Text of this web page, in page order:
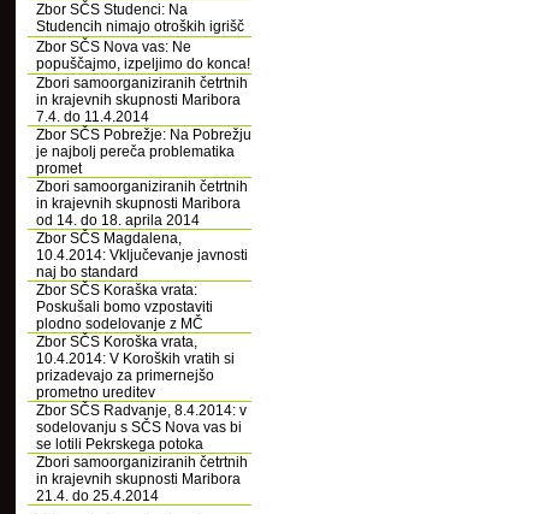
Zbor SČS Studenci: Na
Studencih nimajo otroških igrišč
Zbor SČS Nova vas: Ne
popuščajmo, izpeljimo do konca!
Zbori samoorganiziranih četrtnih
in krajevnih skupnosti Maribora
7.4. do 11.4.2014
Zbor SČS Pobrežje: Na Pobrežju
je najbolj pereča problematika
promet
Zbori samoorganiziranih četrtnih
in krajevnih skupnosti Maribora
od 14. do 18. aprila 2014
Zbor SČS Magdalena,
10.4.2014: Vključevanje javnosti
naj bo standard
Zbor SČS Koraška vrata:
Poskušali bomo vzpostaviti
plodno sodelovanje z MČ
Zbor SČS Koroška vrata,
10.4.2014: V Koroških vratih si
prizadevajo za primernejšo
prometno ureditev
Zbor SČS Radvanje, 8.4.2014: v
sodelovanju s SČS Nova vas bi
se lotili Pekrskega potoka
Zbori samoorganiziranih četrtnih
in krajevnih skupnosti Maribora
21.4. do 25.4.2014